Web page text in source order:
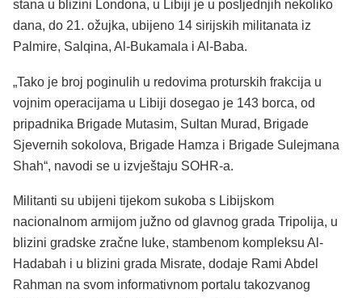
stana u blizini Londona, u Libiji je u posljednjih nekoliko
dana, do 21. ožujka, ubijeno 14 sirijskih militanata iz
Palmire, Salqina, Al-Bukamala i Al-Baba.
„Tako je broj poginulih u redovima proturskih frakcija u
vojnim operacijama u Libiji dosegao je 143 borca, od
pripadnika Brigade Mutasim, Sultan Murad, Brigade
Sjevernih sokolova, Brigade Hamza i Brigade Sulejmana
Shah“, navodi se u izvještaju SOHR-a.
Militanti su ubijeni tijekom sukoba s Libijskom
nacionalnom armijom južno od glavnog grada Tripolija, u
blizini gradske zračne luke, stambenom kompleksu Al-
Hadabah i u blizini grada Misrate, dodaje Rami Abdel
Rahman na svom informativnom portalu takozvanog